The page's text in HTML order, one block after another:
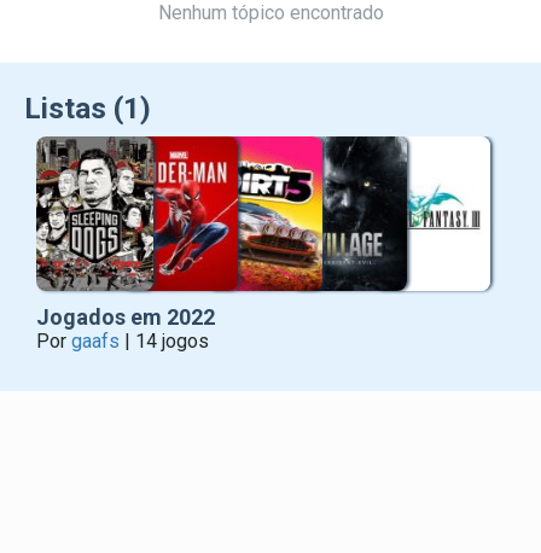
Nenhum tópico encontrado
Listas (1)
Jogados em 2022
Por gaafs | 14 jogos